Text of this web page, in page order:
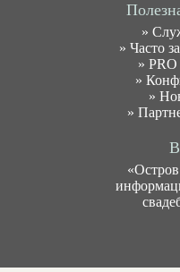
»
» Часто
»
»
»
»
«Остров